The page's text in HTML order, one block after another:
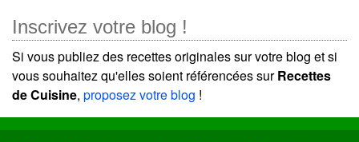
Inscrivez votre blog !
Si vous publiez des recettes originales sur votre blog et si
vous souhaitez qu'elles soient référencées surRecettes
de Cuisine, proposez votre blog !